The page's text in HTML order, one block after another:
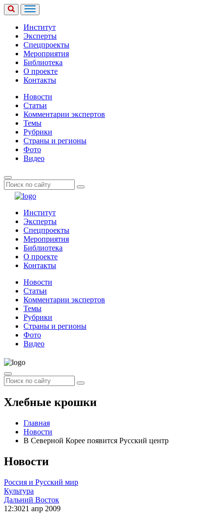
Институт
Эксперты
Спецпроекты
Мероприятия
Библиотека
О проекте
Контакты
Новости
Статьи
Комментарии экспертов
Темы
Рубрики
Страны и регионы
Фото
Видео
Институт
Эксперты
Спецпроекты
Мероприятия
Библиотека
О проекте
Контакты
Новости
Статьи
Комментарии экспертов
Темы
Рубрики
Страны и регионы
Фото
Видео
Хлебные крошки
Главная
Новости
В Северной Корее появится Русский центр
Новости
Россия и Русский мир
Культура
Дальний Восток
12:3021 апр 2009